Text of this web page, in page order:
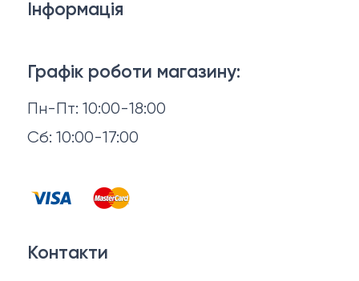
Графік роботи магазину:
Пн-Пт: 10:00-18:00
Сб: 10:00-17:00
Взуття
Головні убори
Запальнички
Інформація
Відгуки
Договір оферти
Політика конфіденційності
Контакти